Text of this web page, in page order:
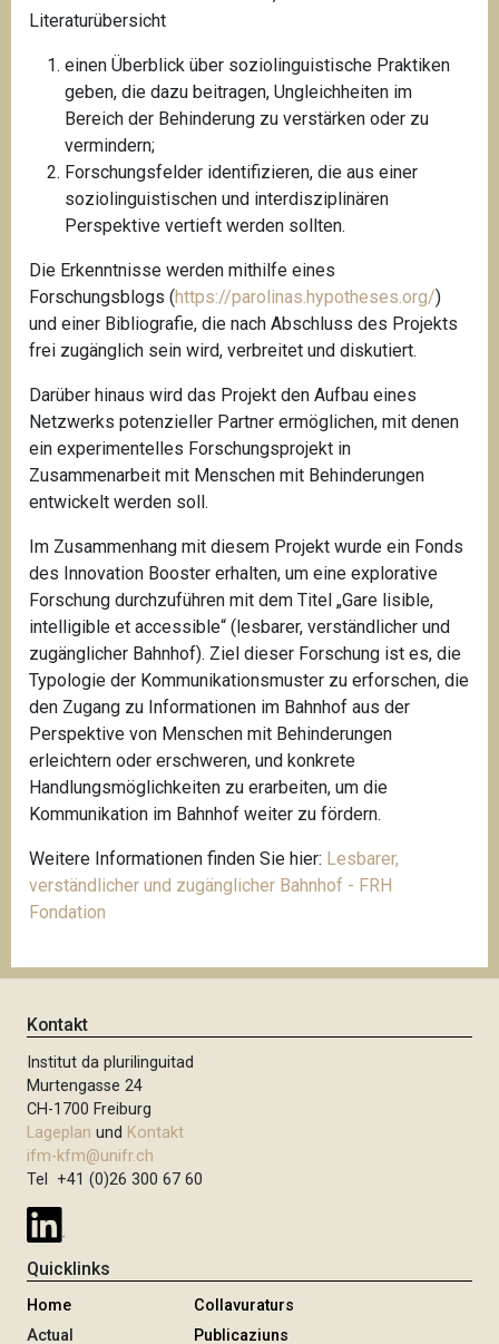
Literaturübersicht
einen Überblick über soziolinguistische Praktiken
geben, die dazu beitragen, Ungleichheiten im
Bereich der Behinderung zu verstärken oder zu
vermindern;
Forschungsfelder identifizieren, die aus einer
soziolinguistischen und interdisziplinären
Perspektive vertieft werden sollten.
Die Erkenntnisse werden mithilfe eines
Forschungsblogs (https://parolinas.hypotheses.org/)
und einer Bibliografie, die nach Abschluss des Projekts
frei zugänglich sein wird, verbreitet und diskutiert.
Darüber hinaus wird das Projekt den Aufbau eines
Netzwerks potenzieller Partner ermöglichen, mit denen
ein experimentelles Forschungsprojekt in
Zusammenarbeit mit Menschen mit Behinderungen
entwickelt werden soll.
Im Zusammenhang mit diesem Projekt wurde ein Fonds
des Innovation Booster erhalten, um eine explorative
Forschung durchzuführen mit dem Titel „Gare lisible,
intelligible et accessible“ (lesbarer, verständlicher und
zugänglicher Bahnhof). Ziel dieser Forschung ist es, die
Typologie der Kommunikationsmuster zu erforschen, die
den Zugang zu Informationen im Bahnhof aus der
Perspektive von Menschen mit Behinderungen
erleichtern oder erschweren, und konkrete
Handlungsmöglichkeiten zu erarbeiten, um die
Kommunikation im Bahnhof weiter zu fördern.
Weitere Informationen finden Sie hier: Lesbarer,
verständlicher und zugänglicher Bahnhof - FRH
Fondation
Kontakt
Institut da plurilinguitad
Murtengasse 24
CH-1700 Freiburg
Lageplan und Kontakt
ifm-kfm@unifr.ch
Tel +41 (0)26 300 67 60
Quicklinks
Home
Actual
Collavuraturs
Publicaziuns